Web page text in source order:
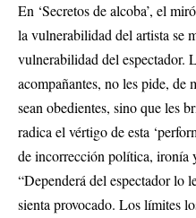
En ‘Secretos de alcoba’, el
la vulnerabilidad del artista se
vulnerabilidad del espectador.
acompañantes, no les pide,
sean obedientes, sino que les
radica el vértigo de esta
de incorrección política, ironía
“Dependerá del espectador lo
sienta provocado. Los límites